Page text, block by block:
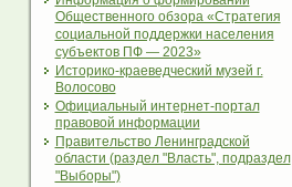
Общественного обзора «Стратегия
социальной поддержки населения
субъектов ПФ — 2023»
Историко-краеведческий музей г.
Волосово
Официальный интернет-портал
правовой информации
Правительство Ленинградской
области (раздел "Власть", подраздел
"Выборы")